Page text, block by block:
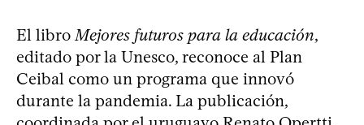
El libro Mejores futuros para la educación,
editado por la Unesco, reconoce al Plan
Ceibal como un programa que innovó
durante la pandemia. La publicación,